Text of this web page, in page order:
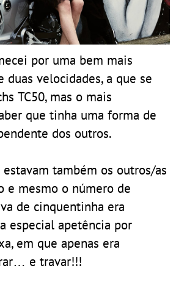
por uma bem mais
duas velocidades, a que se
TC50, mas o mais
que tinha uma forma de
dos outros.
também os outros/as
e mesmo o número de
de cinquentinha era
especial apetência por
em que apenas era
e travar!!!